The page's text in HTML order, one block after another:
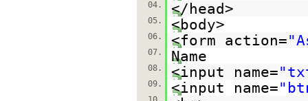
04. </head>
05. <body>
06. <form action=
07. Name
08. <input name=
09. <input name=